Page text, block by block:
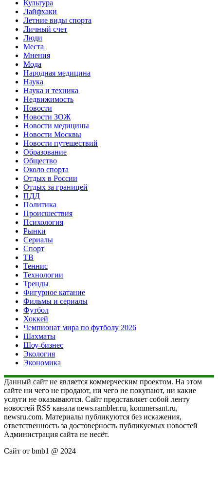
Культура
Лайфхаки
Летние виды спорта
Личный счет
Люди
Места
Мнения
Мода
Народная медицина
Наука
Наука и техника
Недвижимость
Новости
Новости ЗОЖ
Новости медицины
Новости Москвы
Новости путешествий
Образование
Общество
Около спорта
Отдых в России
Отдых за границей
ПДД
Политика
Происшествия
Психология
Рынки
Сериалы
Спорт
ТВ
Теннис
Технологии
Тренды
Фигурное катание
Фильмы и сериалы
Футбол
Хоккей
Чемпионат мира по футболу 2026
Шахматы
Шоу-бизнес
Экология
Экономика
Данный сайт не является коммерческим проектом. На этом
сайте ни чего не продают, ни чего не покупают, ни какие
услуги не оказываются. Сайт представляет собой ленту
новостей RSS канала news.rambler.ru, kommersant.ru,
newsru.com. Материалы публикуются без искажения,
ответственность за достоверность публикуемых новостей
Администрация сайта не несёт.
Сайт от bmb1 @ 2024